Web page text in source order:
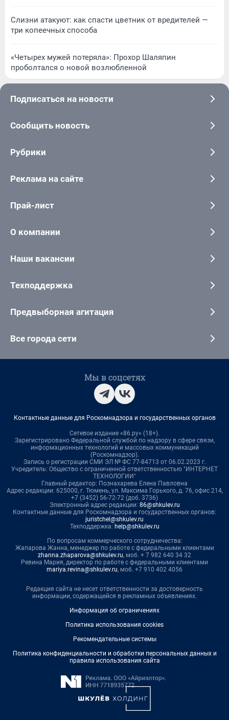
Слизни атакуют: как спасти цветник от вредителей —
три копеечных способа
«Четырех мужей потеряла»: Прохор Шаляпин
проболтался о новой возлюбленной
Подписаться на новости
Сообщить новость
Рубрики
Реклама на сайте
Прай-лист
О компании
Наши вакансии
Техподдержка
Предвыборная агитация
Все города сети
Мы в соцсетях
Контактные данные для Роскомнадзора и государственных органов
Сетевое издание «86.ру» (18+).
Зарегистрировано Федеральной службой по надзору в сфере связи,
информационных технологий и массовых коммуникаций
(Роскомнадзор).
Запись о регистрации СМИ ЭЛ № ФС 77-84713 от 06.02.2023 г.
Учредитель: Общество с ограниченной ответственностью "ИНТЕРНЕТ
ТЕХНОЛОГИИ"
Главный редактор: Познахарева Елена Павловна
Адрес редакции: 625000, г. Тюмень, ул. Максима Горького, д. 76, офис 214,
+7 (3452) 56-72-72 (доб. 3736)
Электронный адрес редакции: 86@shkulev.ru
Контактные данные для Роскомнадзора и государственных органов:
juristchel@shkulev.ru
Техподдержка: help@shkulev.ru
По вопросам коммерческого сотрудничества:
Жапарова Жанна, менеджер по работе с федеральными клиентами
zhanna.zhaparova@shkulev.ru, моб. + 7 982 640 34 32
Ревина Мария, директор по работе с федеральными клиентами
mariya.revina@shkulev.ru, моб. +7 910 402 4056
Редакция сайта не несет ответственности за достоверность
информации, содержащейся в рекламных объявлениях.
Информация об ограничениях
Политика использования cookies
Рекомендательные системы
Политика конфиденциальности и обработки персональных данных и
правила использования сайта